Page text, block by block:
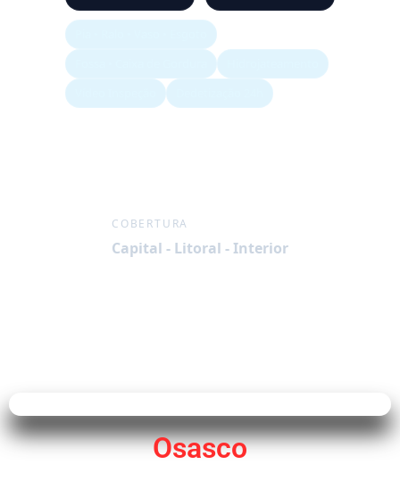
COBERTURA
Capital - Litoral - Interior
Osasco